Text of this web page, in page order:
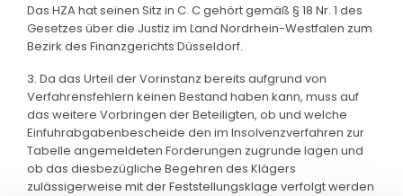
Das HZA hat seinen Sitz in C. C gehört gemäß § 18 Nr. 1 des
Gesetzes über die Justiz im Land Nordrhein-Westfalen zum
Bezirk des Finanzgerichts Düsseldorf.
3. Da das Urteil der Vorinstanz bereits aufgrund von
Verfahrensfehlern keinen Bestand haben kann, muss auf
das weitere Vorbringen der Beteiligten, ob und welche
Einfuhrabgabenbescheide den im Insolvenzverfahren zur
Tabelle angemeldeten Forderungen zugrunde lagen und
ob das diesbezügliche Begehren des Klägers
zulässigerweise mit der Feststellungsklage verfolgt werden